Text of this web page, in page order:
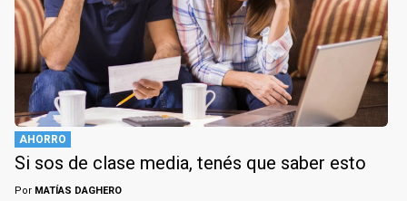
AHORRO
Si sos de clase media, tenés que saber esto
Por MATÍAS DAGHERO